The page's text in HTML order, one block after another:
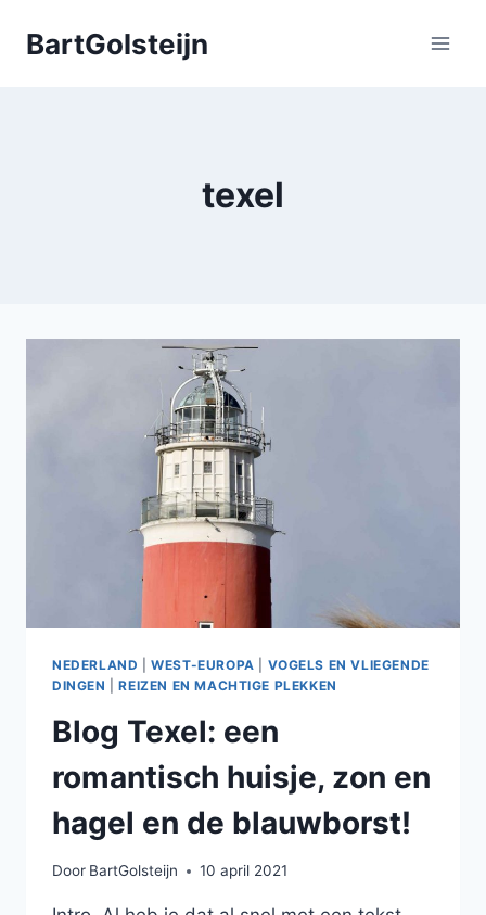
naarBartGolsteijn
texel
NEDERLAND |WEST-EUROPA
VOGELS EN VLIEGENDE
DINGEN
|REIZEN EN MACHTIGE PLEKKEN
Blog Texel: een
romantisch huisje, zon en
hagel en de blauwborst!
Door BartGolsteijn 10 april 2021